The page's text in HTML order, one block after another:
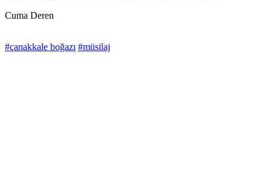
Cuma Deren
#çanakkale boğazı #müsilaj